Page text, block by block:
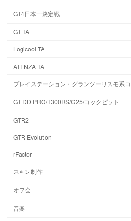
GT4日本一決定戦
GT|TA
Logicool TA
ATENZA TA
プレイステーション・グランツーリスモ系
GT DD PRO/T300RS/G25/コックピット
GTR2
GTR Evolution
rFactor
スキン制作
オフ会
音楽